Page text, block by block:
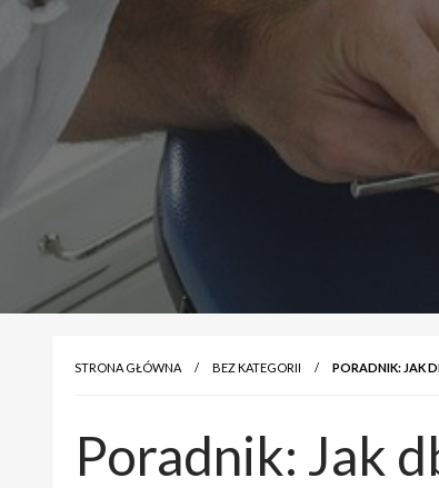
STRONA GŁÓWNA BEZ KATEGORII PORADNIK: JAK
Poradnik: Jak